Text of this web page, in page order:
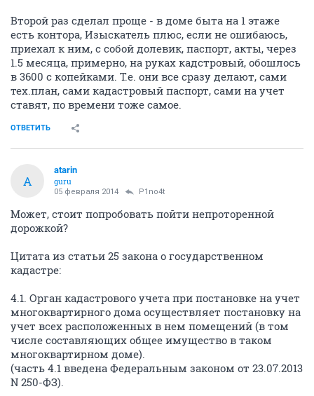
Второй раз сделал проще - в доме быта на 1 этаже
есть контора, Изыскатель плюс, если не ошибаюсь,
приехал к ним, с собой долевик, паспорт, акты, через
1.5 месяца, примерно, на руках кадстровый, обошлось
в 3600 с копейками. Т.е. они все сразу делают, сами
тех.план, сами кадастровый паспорт, сами на учет
ставят, по времени тоже самое.
ОТВЕТИТЬ
A
atarin
guru
05 февраля 2014 P1no4t
Может, стоит попробовать пойти непроторенной
дорожкой?
Цитата из статьи 25 закона о государственном
кадастре:
4.1. Орган кадастрового учета при постановке на учет
многоквартирного дома осуществляет постановку на
учет всех расположенных в нем помещений (в том
числе составляющих общее имущество в таком
многоквартирном доме).
(часть 4.1 введена Федеральным законом от 23.07.2013
N 250-ФЗ).